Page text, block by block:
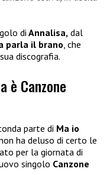
di Annalisa, dal
parla il brano , che
discografia.
è Canzone
parte di Ma io
ha deluso di certo le
per la giornata di
singolo Canzone